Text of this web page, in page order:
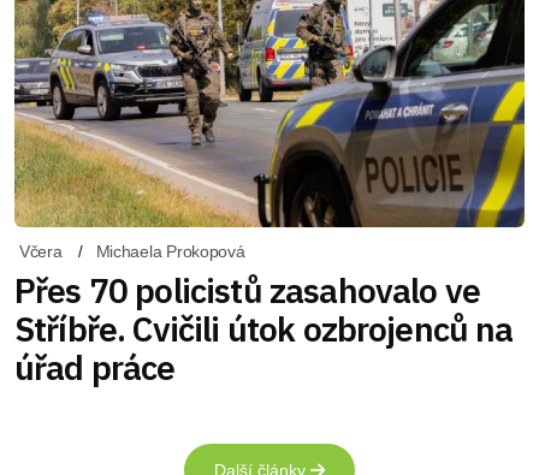
Včera Michaela Prokopová
Přes 70 policistů zasahovalo ve
Stříbře. Cvičili útok ozbrojenců na
úřad práce
Další články